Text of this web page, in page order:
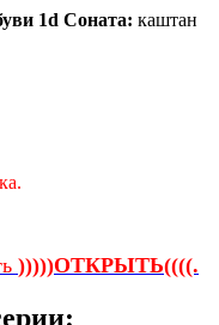
1d Соната: каштан
)))))ОТКРЫТЬ((((.